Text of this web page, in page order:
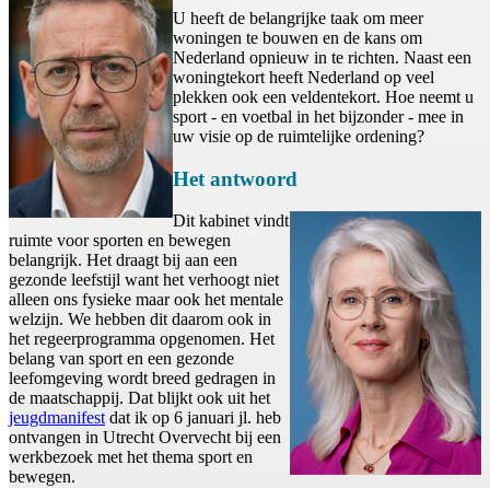
U heeft de belangrijke taak om meer
woningen te bouwen en de kans om
Nederland opnieuw in te richten. Naast een
woningtekort heeft Nederland op veel
plekken ook een veldentekort. Hoe neemt u
sport - en voetbal in het bijzonder - mee in
uw visie op de ruimtelijke ordening?
Het antwoord
Dit kabinet vindt
ruimte voor sporten en bewegen
belangrijk. Het draagt bij aan een
gezonde leefstijl want het verhoogt niet
alleen ons fysieke maar ook het mentale
welzijn. We hebben dit daarom ook in
het regeerprogramma opgenomen. Het
belang van sport en een gezonde
leefomgeving wordt breed gedragen in
de maatschappij. Dat blijkt ook uit het
jeugdmanifest dat ik op 6 januari jl. heb
ontvangen in Utrecht Overvecht bij een
werkbezoek met het thema sport en
bewegen.